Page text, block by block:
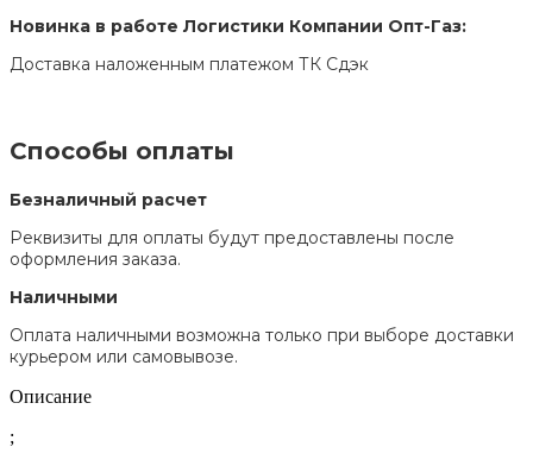
Новинка в работе Логистики Компании Опт-Газ:
Доставка наложенным платежом ТК Сдэк
Способы оплаты
Безналичный расчет
Реквизиты для оплаты будут предоставлены после
оформления заказа.
Наличными
Оплата наличными возможна только при выборе доставки
курьером или самовывозе.
Описание
;